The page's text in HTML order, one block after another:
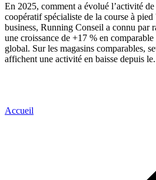
En 2025, comment a évolué l’activité de
coopératif spécialiste de la course à pied
business, Running Conseil a connu par
une croissance de +17 % en
global. Sur les magasins comparables,
affichent une activité en baisse depuis
Accueil